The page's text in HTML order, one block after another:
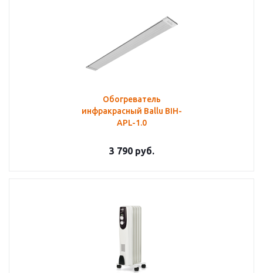
Обогреватель
инфракрасный Ballu BIH-
APL-1.0
3 790 руб.